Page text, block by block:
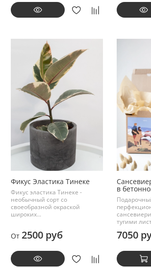
Фикус Эластика Тинеке
Фикус эластика Тинеке -
необычный сорт со
своеобразной окраской
широких...
От 2500 руб
в
тугими
7050